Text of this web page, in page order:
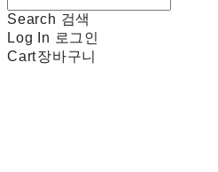
Search 검색
Log In 로그인
Cart장바구니